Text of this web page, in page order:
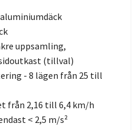
uppsamling,
(tillval)
- 8 lägen från 25 till
från 2,16 till 6,4 km/h
< 2,5 m/s²